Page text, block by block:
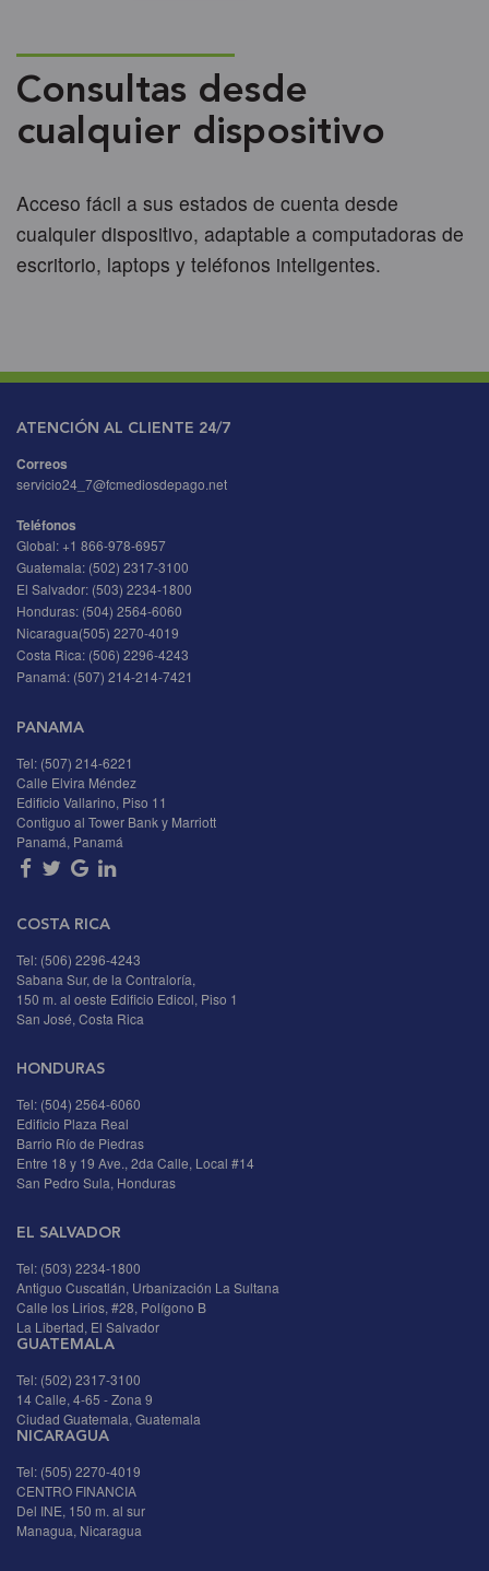
Consultas desde
cualquier dispositivo
Acceso fácil a sus estados de cuenta desde
cualquier dispositivo, adaptable a computadoras de
escritorio, laptops y teléfonos inteligentes.
ATENCIÓN AL CLIENTE 24/7
Correos
servicio24_7@fcmediosdepago.net
Teléfonos
Global: +1 866-978-6957
Guatemala: (502) 2317-3100
El Salvador: (503) 2234-1800
Honduras: (504) 2564-6060
Nicaragua(505) 2270-4019
Costa Rica: (506) 2296-4243
Panamá: (507) 214-214-7421
PANAMA
Tel: (507) 214-6221
Calle Elvira Méndez
Edificio Vallarino, Piso 11
Contiguo al Tower Bank y Marriott
Panamá, Panamá
COSTA RICA
Tel: (506) 2296-4243
Sabana Sur, de la Contraloría,
150 m. al oeste Edificio Edicol, Piso 1
San José, Costa Rica
HONDURAS
Tel: (504) 2564-6060
Edificio Plaza Real
Barrio Río de Piedras
Entre 18 y 19 Ave., 2da Calle, Local #14
San Pedro Sula, Honduras
EL SALVADOR
Tel: (503) 2234-1800
Antiguo Cuscatlán, Urbanización La Sultana
Calle los Lirios, #28, Polígono B
La Libertad, El Salvador
GUATEMALA
Tel: (502) 2317-3100
14 Calle, 4-65 - Zona 9
Ciudad Guatemala, Guatemala
NICARAGUA
Tel: (505) 2270-4019
CENTRO FINANCIA
Del INE, 150 m. al sur
Managua, Nicaragua